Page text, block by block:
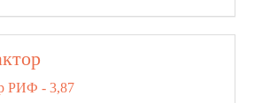
РИФ - 3,87